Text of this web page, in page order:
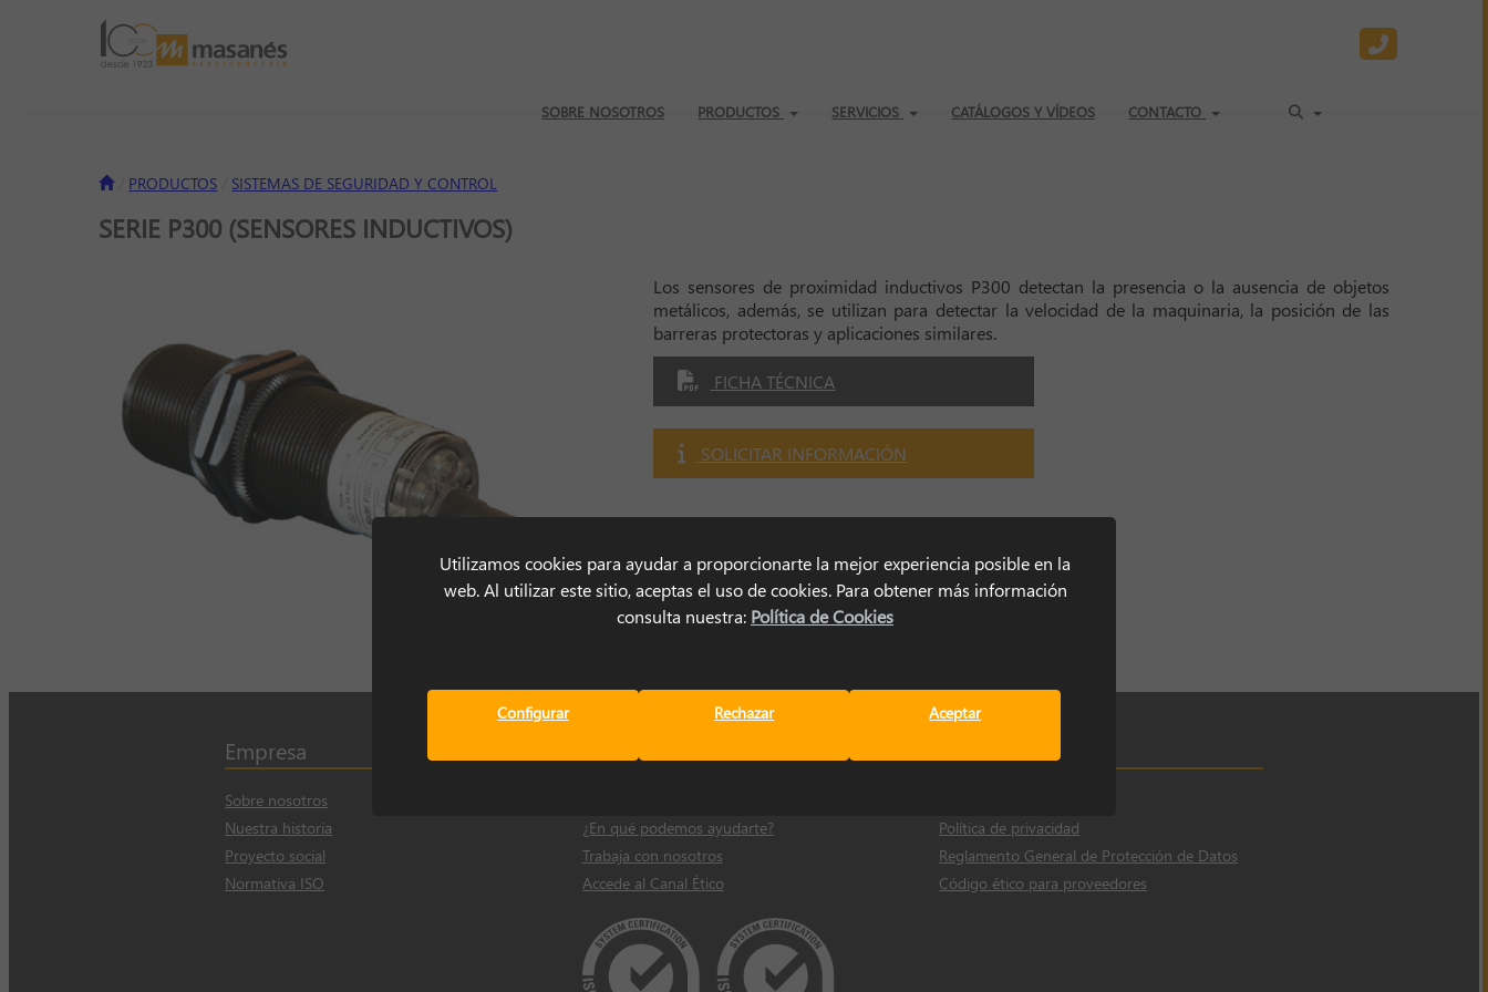
SOBRE NOSOTROS PRODUCTOS SERVICIOS CATÁLOGOS Y VÍDEOS CONTACTO
PRODUCTOS SISTEMAS DE SEGURIDAD Y CONTROL
SERIE P300 (SENSORES INDUCTIVOS)
Los sensores de proximidad inductivos P300 detectan la presencia o la ausencia de objetos
metálicos, además, se utilizan para detectar la velocidad de la maquinaria, la posición de las
barreras protectoras y aplicaciones similares.
FICHA TÉCNICA
SOLICITAR INFORMACIÓN
Empresa
Sobre nosotros
Nuestra historia
Proyecto social
Normativa ISO
Contacto
¿En qué podemos ayudarte?
Trabaja con nosotros
Accede al Canal Ético
Política de privacidad
Reglamento General de Protección de Datos
Código ético para proveedores
Utilizamos cookies para ayudar a proporcionarte la mejor experiencia posible en la
web. Al utilizar este sitio, aceptas el uso de cookies. Para obtener más información
consulta nuestra: Política de Cookies
Configurar Rechazar Aceptar